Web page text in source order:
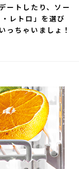
ートしたり、ソー
レトロ」を選び
ちゃいましょ！